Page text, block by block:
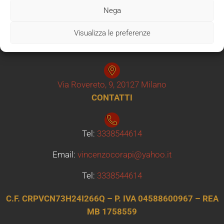
Nega
Visualizza le preferenze
Via Po 25 Sesto San Giovanni
Via Rovereto, 9, 20127 Milano
CONTATTI
Tel: 3338544614
Email: vincenzocorapi@yahoo.it
Tel: 3338544614
C.F. CRPVCN73H24I266Q – P. IVA 04588600967 – REA
MB 1758559